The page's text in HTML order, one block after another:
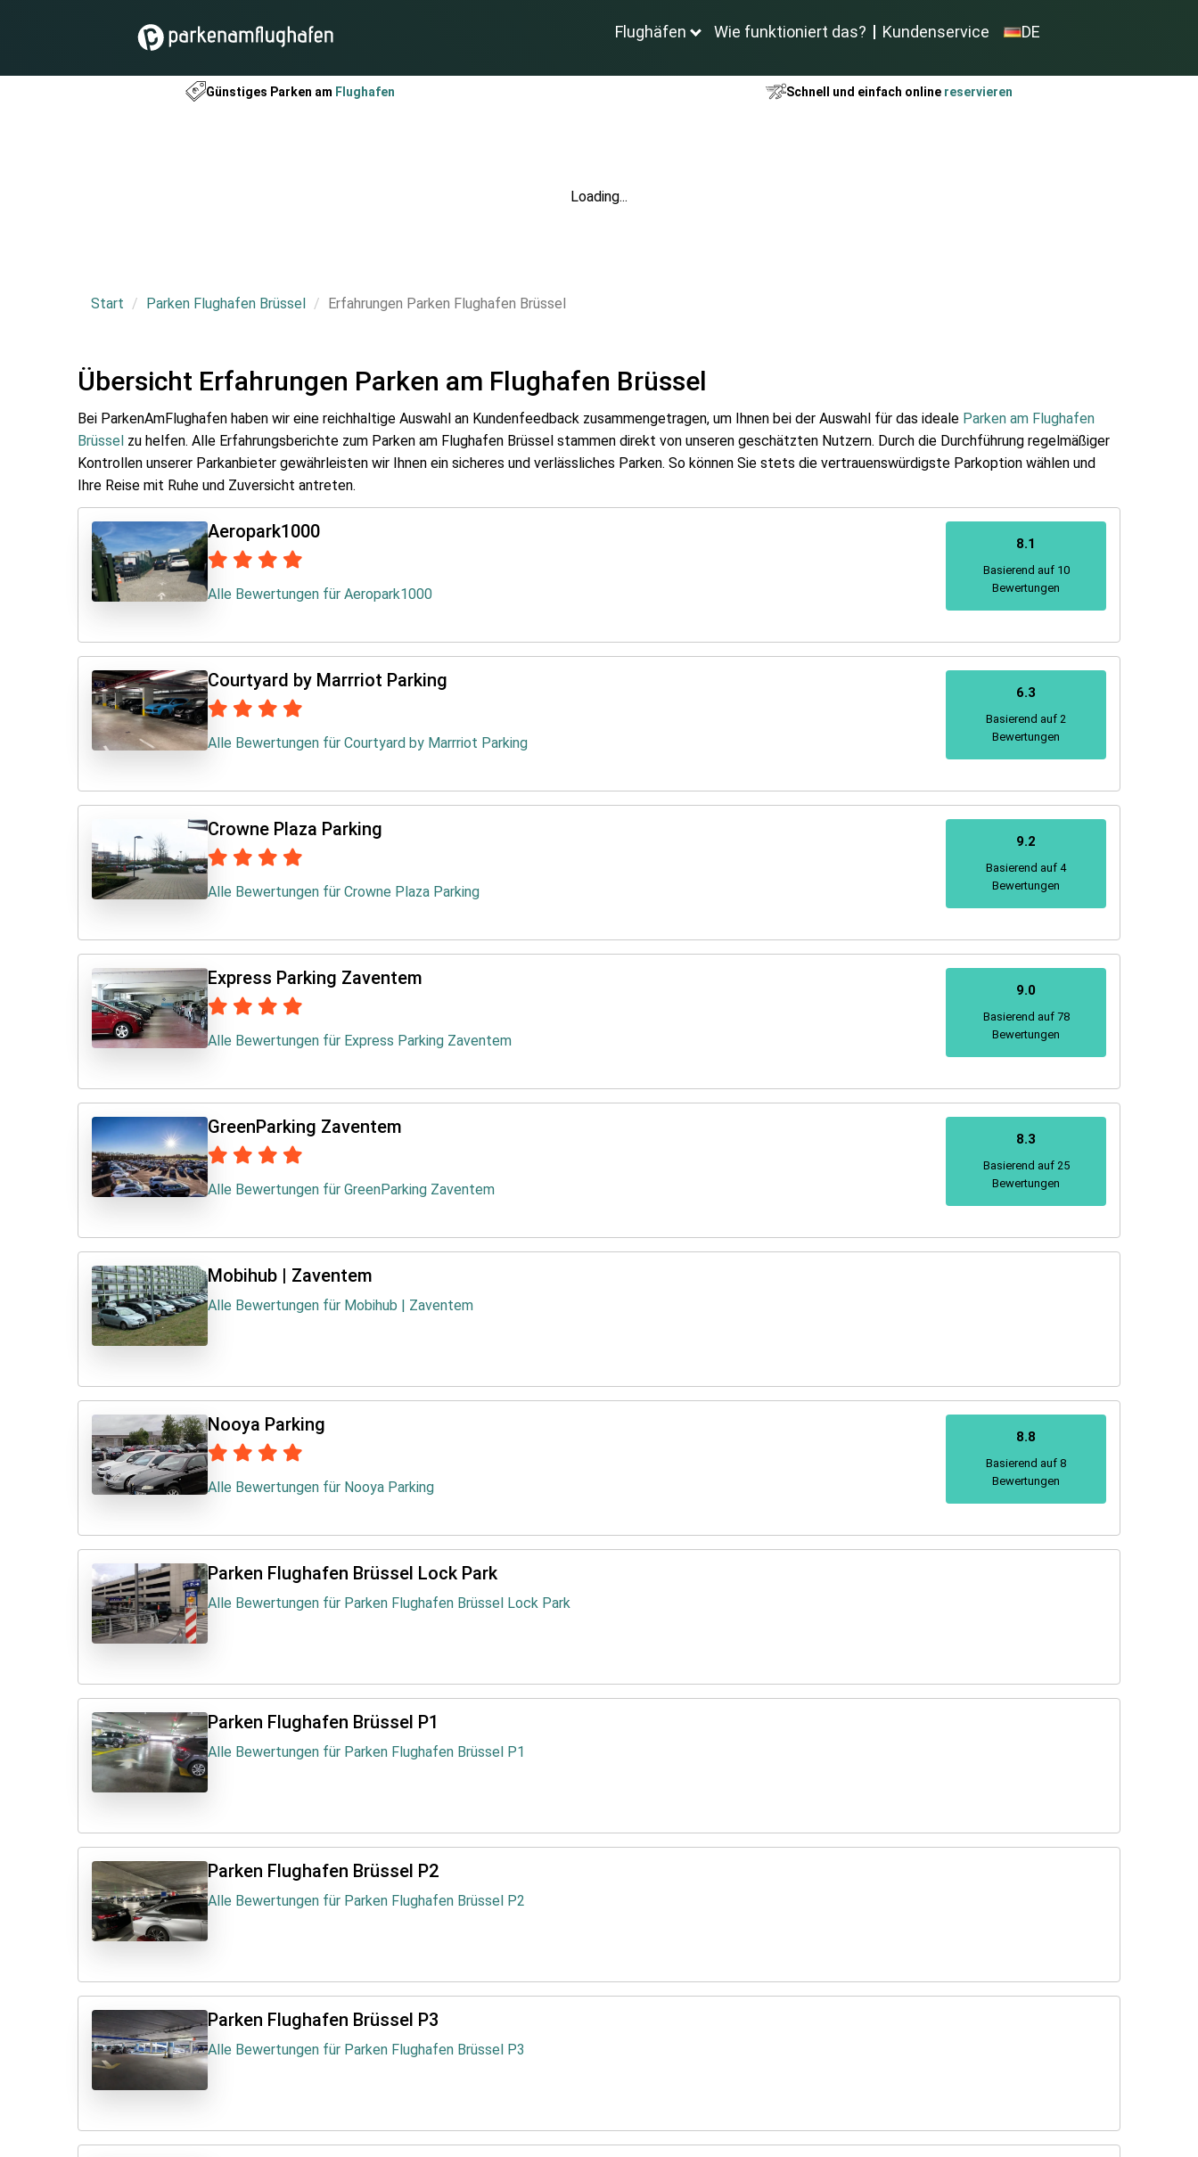
Flughäfen Wie funktioniert das? Kundenservice DE
Günstiges Parken am Flughafen Schnell und einfach online reservieren
Loading...
Start Parken Flughafen Brüssel Erfahrungen Parken Flughafen Brüssel
Übersicht Erfahrungen Parken am Flughafen Brüssel
Bei ParkenAmFlughafen haben wir eine reichhaltige Auswahl an Kundenfeedback zusammengetragen, um Ihnen bei der Auswahl für das ideale Parken am Flughafen
Brüssel zu helfen. Alle Erfahrungsberichte zum Parken am Flughafen Brüssel stammen direkt von unseren geschätzten Nutzern. Durch die Durchführung regelmäßiger
Kontrollen unserer Parkanbieter gewährleisten wir Ihnen ein sicheres und verlässliches Parken. So können Sie stets die vertrauenswürdigste Parkoption wählen und
Ihre Reise mit Ruhe und Zuversicht antreten.
Aeropark1000
Alle Bewertungen für Aeropark1000
8.1
Basierend auf 10
Bewertungen
Courtyard by Marrriot Parking
Alle Bewertungen für Courtyard by Marrriot Parking
6.3
Basierend auf 2
Bewertungen
Crowne Plaza Parking
Alle Bewertungen für Crowne Plaza Parking
9.2
Basierend auf 4
Bewertungen
Express Parking Zaventem
Alle Bewertungen für Express Parking Zaventem
9.0
Basierend auf 78
Bewertungen
GreenParking Zaventem
Alle Bewertungen für GreenParking Zaventem
8.3
Basierend auf 25
Bewertungen
Mobihub | Zaventem
Alle Bewertungen für Mobihub | Zaventem
Nooya Parking
Alle Bewertungen für Nooya Parking
8.8
Basierend auf 8
Bewertungen
Parken Flughafen Brüssel Lock Park
Alle Bewertungen für Parken Flughafen Brüssel Lock Park
Parken Flughafen Brüssel P1
Alle Bewertungen für Parken Flughafen Brüssel P1
Parken Flughafen Brüssel P2
Alle Bewertungen für Parken Flughafen Brüssel P2
Parken Flughafen Brüssel P3
Alle Bewertungen für Parken Flughafen Brüssel P3